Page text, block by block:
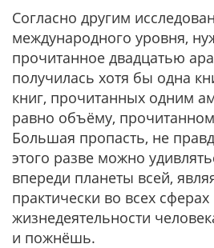
Согласно другим
международного уровня,
прочитанное двадцатью
получилась хотя бы одна
книг, прочитанных одним
равно объёму,
Большая пропасть, не
этого разве можно
впереди планеты всей,
практически во всех сферах
жизнедеятельности
и пожнёшь.